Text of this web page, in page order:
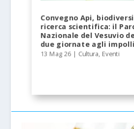
Convegno Api,
ricerca scientifica: il
Nazionale del Vesuvio
due giornate agli
13 Mag 26 | Cultura, Eventi